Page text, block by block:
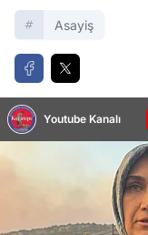
Asayiş
Youtube Kanalı